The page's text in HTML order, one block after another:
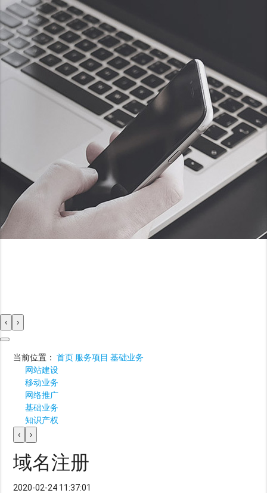
‹ ›
当前位置： 首页 服务项目 基础业务
网站建设
移动业务
网络推广
基础业务
知识产权
‹
›
域名注册
2020-02-24 11:37:01